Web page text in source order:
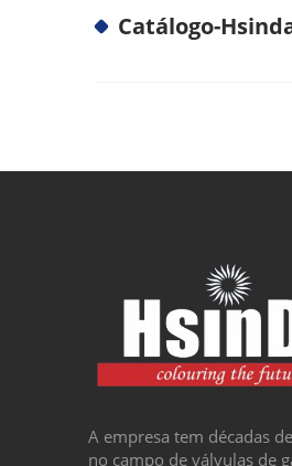
A empresa tem décadas
no campo de válvulas de